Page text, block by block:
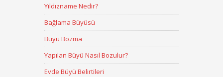
Yıldızname Nedir?
Bağlama Büyüsü
Büyü Bozma
Yapılan Büyü Nasıl Bozulur?
Evde Büyü Belirtileri